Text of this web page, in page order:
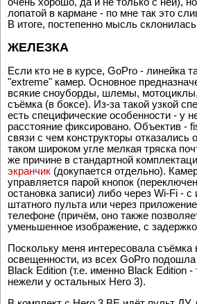
было бы, конечно, практичнее (в HTC
очень хорошо, да и не только с ней), но
лопатой в кармане - по мне так это
Если кто не в курсе, GoPro - линейка
"extreme" камер. Основное
всякие сноуборды, шлемы,
съёмка (в боксе). Из-за такой узкой
есть специфические особенности - у
расстояние фиксировано. Объектив -
связи с чем конструкторы отказались
таком широком угле мелкая тряска
же причине в стандартной
экранчик(докупается отдельно).
управляется парой кнопок
остановка записи) либо через Wi-Fi - с
штатного пульта или через
телефоне (причём, оно также
уменьшенное изображение, с
Поскольку меня интересовала съёмка
освещенности, из всех GoPro подошла
Black Edition (т.е. именно Black Edition -
нежели у остальных Hero 3).